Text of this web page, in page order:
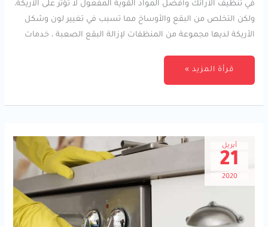
في تنظيف الأرائك وأفضل المواد القوية المفعول لا تؤثر على الأريكة،
ولكن التخلص من البقع والأوساخ مما تسبب في تغيير لون وشكل
الأريكة لديها مجموعة من المنظفات لإزالة البقع الصعبة ، خدمات
قرأة المزيد »
أبريل
21
2020